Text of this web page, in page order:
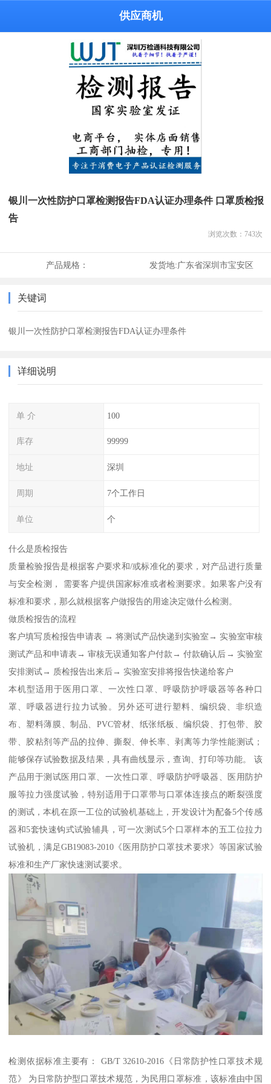
供应商机
银川一次性防护口罩检测报告FDA认证办理条件 口罩质检报
告
浏览次数： 743次
产品规格： 发货地:广东省深圳市宝安区
关键词
银川一次性防护口罩检测报告FDA认证办理条件
详细说明
单 介 100
库存 99999
地址 深圳
周期 7个工作日
单位 个
什么是质检报告
质量检验报告是根据客户要求和/或标准化的要求，对产品进行质量
与安全检测， 需要客户提供国家标准或者检测要求。如果客户没有
标准和要求，那么就根据客户做报告的用途决定做什么检测。
做质检报告的流程
客户填写质检报告申请表 → 将测试产品快递到实验室→ 实验室审核
测试产品和申请表→ 审核无误通知客户付款→ 付款确认后→ 实验室
安排测试→ 质检报告出来后→ 实验室安排将报告快递给客户
本机型适用于医用口罩、一次性口罩、呼吸防护呼吸器等各种口
罩、呼吸器进行拉力试验。另外还可进行塑料、编织袋、非织造
布、塑料薄膜、制品、PVC管材、纸张纸板、编织袋、打包带、胶
带、胶粘剂等产品的拉伸、撕裂、伸长率、剥离等力学性能测试；
能够保存试验数据及结果，具有曲线显示，查询、打印等功能。 该
产品用于测试医用口罩、一次性口罩、呼吸防护呼吸器、医用防护
服等拉力强度试验，特别适用于口罩带与口罩体连接点的断裂强度
的测试，本机在原一工位的试验机基础上，开发设计为配备5个传感
器和5套快速钩式试验辅具，可一次测试5个口罩样本的五工位拉力
试验机，满足GB19083-2010《医用防护口罩技术要求》等国家试验
标准和生产厂家快速测试要求。
检测依据标准主要有： GB/T 32610-2016《日常防护性口罩技术规
范》 为日常防护型口罩技术规范，为民用口罩标准，该标准由中国